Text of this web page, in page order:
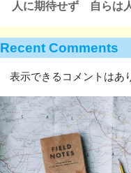
人に期待せず 自らは
Recent Comments
表示できるコメントはあ